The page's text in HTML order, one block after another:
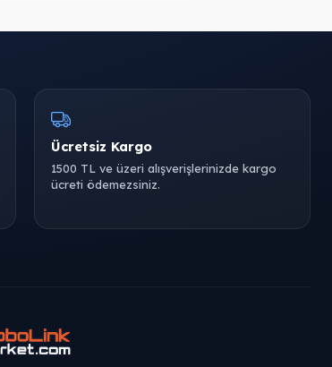
Ücretsiz Kargo
1500 TL ve üzeri alışverişlerinizde kargo
ücreti ödemezsiniz.